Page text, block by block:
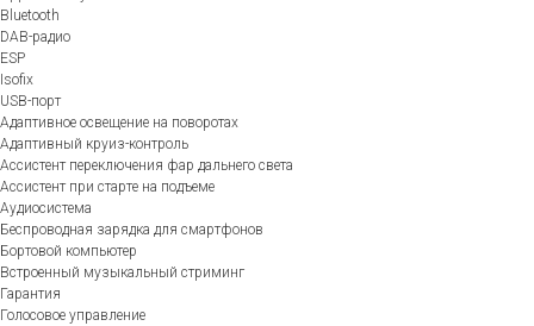
Bluetooth
DAB-радио
ESP
Isofix
USB-порт
Адаптивное освещение на поворотах
Адаптивный круиз-контроль
Ассистент переключения фар дальнего света
Ассистент при старте на подъеме
Аудиосистема
Беспроводная зарядка для смартфонов
Бортовой компьютер
Встроенный музыкальный стриминг
Гарантия
Голосовое управление